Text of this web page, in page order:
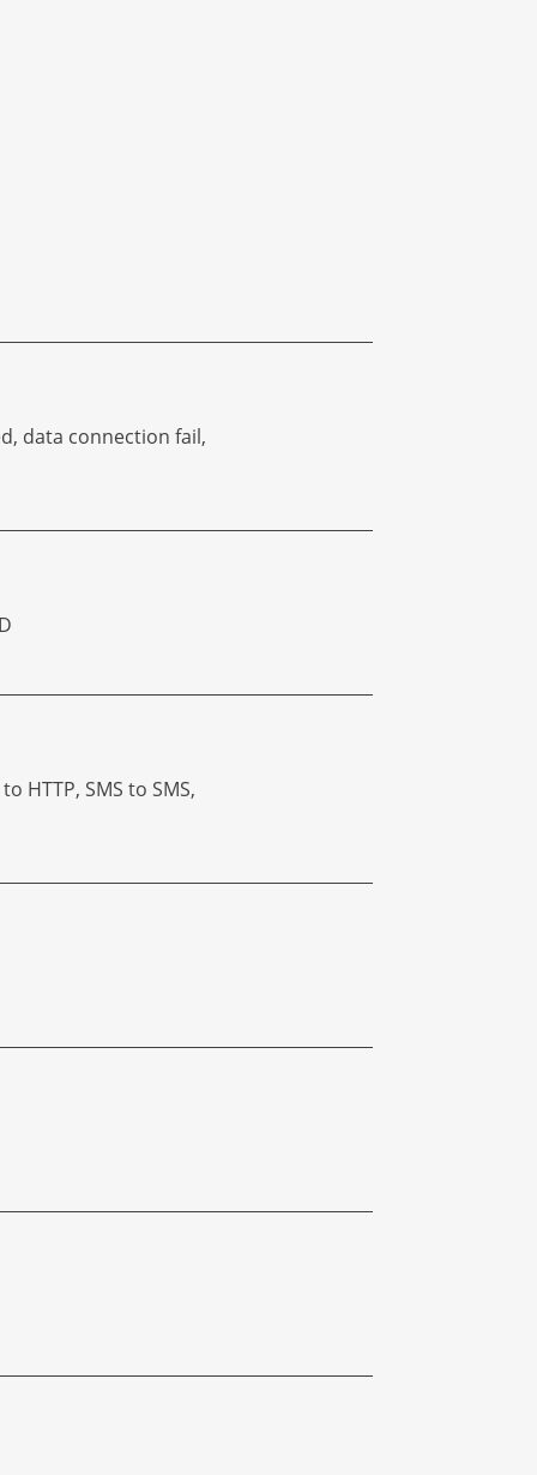
data connection fail,
HTTP, SMS to SMS,